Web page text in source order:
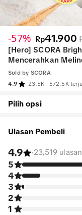
-57% Rp41.900
[Hero] SCORA
Mencerahkan
Sold by SCORA
4.9
23.5K 572.5K
Pilih opsi
Ulasan Pembeli
4.9 ·23,519
5
4
3
2
1